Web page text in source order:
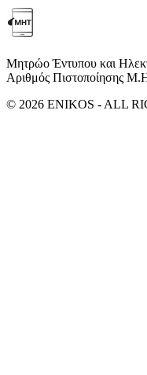
Μητρώο Έντυπου και
Αριθμός Πιστοποίησης
© 2026 ENIKOS - ALL